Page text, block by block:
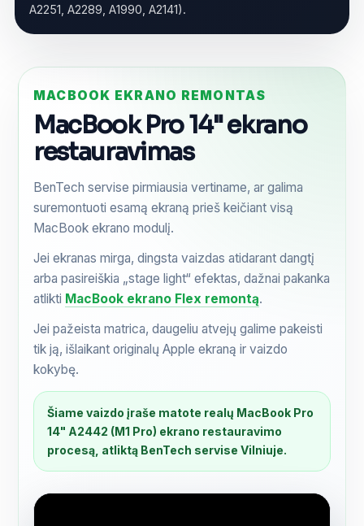
A2251, A2289, A1990, A2141).
MACBOOK EKRANO REMONTAS
MacBook Pro 14" ekrano
restauravimas
BenTech servise pirmiausia vertiname, ar galima
suremontuoti esamą ekraną prieš keičiant visą
MacBook ekrano modulį.
Jei ekranas mirga, dingsta vaizdas atidarant dangtį
arba pasireiškia „stage light“ efektas, dažnai pakanka
atlikti MacBook ekrano Flex remontą.
Jei pažeista matrica, daugeliu atvejų galime pakeisti
tik ją, išlaikant originalų Apple ekraną ir vaizdo
kokybę.
Šiame vaizdo įraše matote realų MacBook Pro
14" A2442 (M1 Pro) ekrano restauravimo
procesą, atliktą BenTech servise Vilniuje.